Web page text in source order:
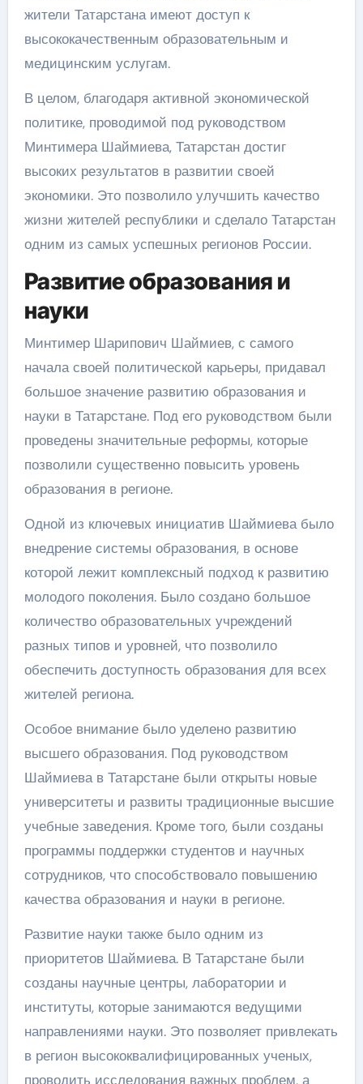
жители Татарстана имеют доступ к
высококачественным образовательным и
медицинским услугам.
В целом, благодаря активной экономической
политике, проводимой под руководством
Минтимера Шаймиева, Татарстан достиг
высоких результатов в развитии своей
экономики. Это позволило улучшить качество
жизни жителей республики и сделало Татарстан
одним из самых успешных регионов России.
Развитие образования и
науки
Минтимер Шарипович Шаймиев, с самого
начала своей политической карьеры, придавал
большое значение развитию образования и
науки в Татарстане. Под его руководством были
проведены значительные реформы, которые
позволили существенно повысить уровень
образования в регионе.
Одной из ключевых инициатив Шаймиева было
внедрение системы образования, в основе
которой лежит комплексный подход к развитию
молодого поколения. Было создано большое
количество образовательных учреждений
разных типов и уровней, что позволило
обеспечить доступность образования для всех
жителей региона.
Особое внимание было уделено развитию
высшего образования. Под руководством
Шаймиева в Татарстане были открыты новые
университеты и развиты традиционные высшие
учебные заведения. Кроме того, были созданы
программы поддержки студентов и научных
сотрудников, что способствовало повышению
качества образования и науки в регионе.
Развитие науки также было одним из
приоритетов Шаймиева. В Татарстане были
созданы научные центры, лаборатории и
институты, которые занимаются ведущими
направлениями науки. Это позволяет привлекать
в регион высококвалифицированных ученых,
проводить исследования важных проблем, а